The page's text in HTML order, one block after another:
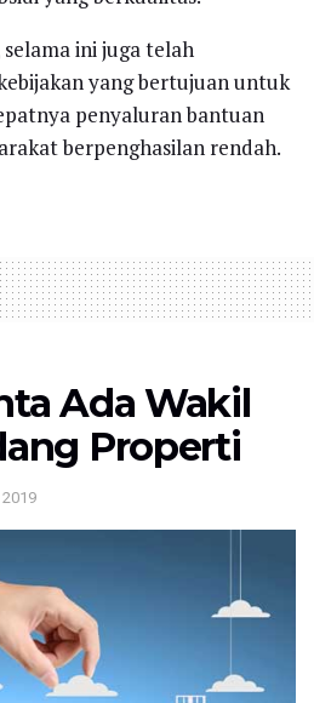
ini juga telah
yang bertujuan untuk
penyaluran bantuan
berpenghasilan rendah.
Ada Wakil
Properti